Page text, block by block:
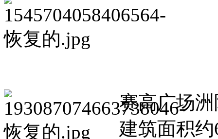
赛高广场
建筑面积